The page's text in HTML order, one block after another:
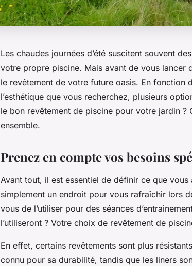
Les chaudes journées d’été suscitent souvent
votre propre piscine. Mais avant de vous lancer
le revêtement de votre future oasis. En fonction
l’esthétique que vous recherchez, plusieurs
le bon revêtement de piscine pour votre jardin ?
ensemble.
Prenez en compte vos besoins
Avant tout, il est essentiel de définir ce que
simplement un endroit pour vous rafraîchir lors
vous de l’utiliser pour des séances
l’utiliseront ? Votre choix de revêtement de
En effet, certains revêtements sont plus
connu pour sa durabilité, tandis que les liners